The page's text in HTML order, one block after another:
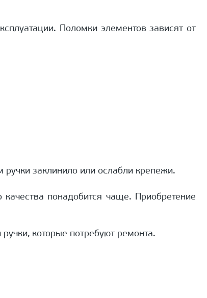
Поломки элементов зависят от
заклинило или ослабли крепежи.
понадобится чаще. Приобретение
которые потребуют ремонта.